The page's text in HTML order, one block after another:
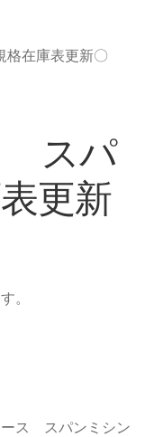
在庫表更新〇
スパ
更新
。
ース スパンミシン